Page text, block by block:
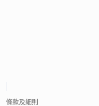
條款及細則